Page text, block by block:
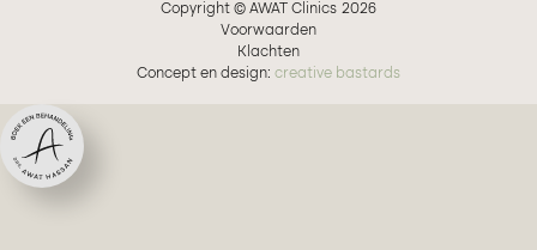
Copyright © AWAT Clinics 2026
Voorwaarden
Klachten
Concept en design: creative bastards